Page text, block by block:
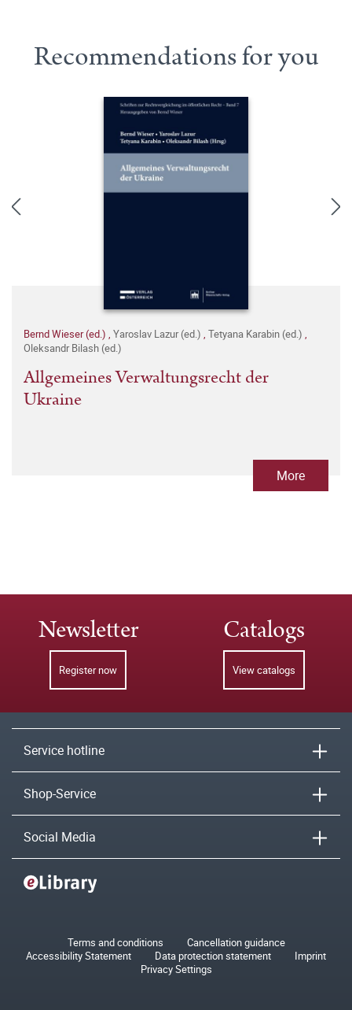
Recommendations for you
Bernd Wieser (ed.) , Yaroslav Lazur (ed.) , Tetyana Karabin (ed.) ,
Oleksandr Bilash (ed.)
Allgemeines Verwaltungsrecht der
Ukraine
More
Newsletter
Register now
Catalogs
View catalogs
Service hotline
Shop-Service
Social Media
Terms and conditions
Cancellation guidance
Accessibility Statement
Data protection statement
Imprint
Privacy Settings